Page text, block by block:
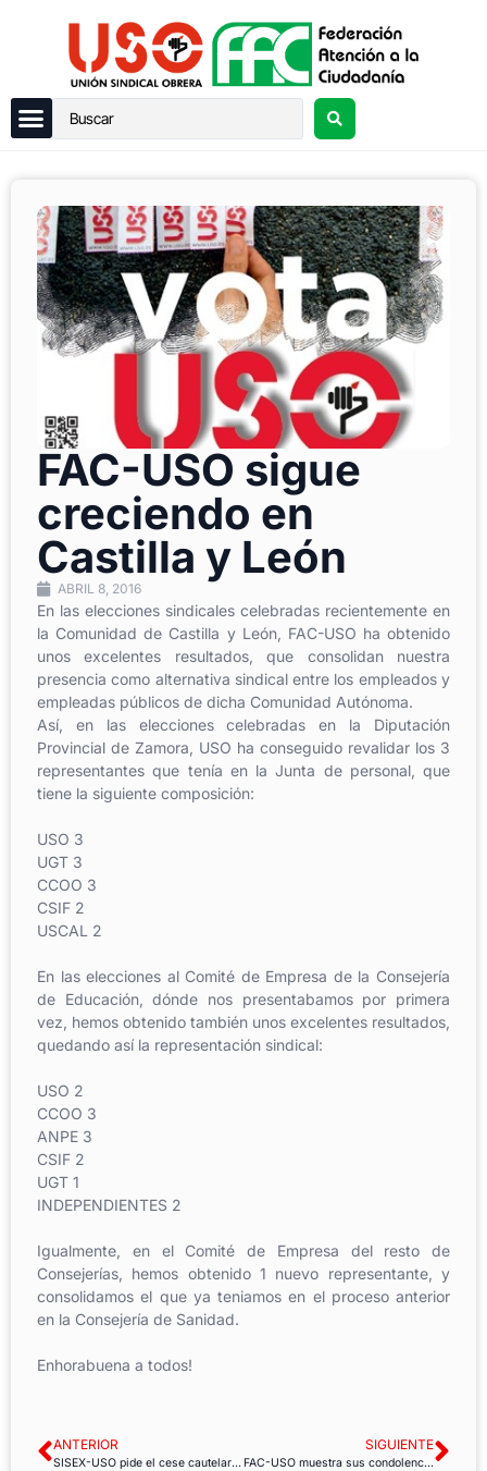
FAC-USO sigue
creciendo en
Castilla y León
ABRIL 8, 2016
En las elecciones sindicales celebradas recientemente en
la Comunidad de Castilla y León, FAC-USO ha obtenido
unos excelentes resultados, que consolidan nuestra
presencia como alternativa sindical entre los empleados y
empleadas públicos de dicha Comunidad Autónoma.
Así, en las elecciones celebradas en la Diputación
Provincial de Zamora, USO ha conseguido revalidar los 3
representantes que tenía en la Junta de personal, que
tiene la siguiente composición:
USO 3
UGT 3
CCOO 3
CSIF 2
USCAL 2
En las elecciones al Comité de Empresa de la Consejería
de Educación, dónde nos presentabamos por primera
vez, hemos obtenido también unos excelentes resultados,
quedando así la representación sindical:
USO 2
CCOO 3
ANPE 3
CSIF 2
UGT 1
INDEPENDIENTES 2
Igualmente, en el Comité de Empresa del resto de
Consejerías, hemos obtenido 1 nuevo representante, y
consolidamos el que ya teniamos en el proceso anterior
en la Consejería de Sanidad.
Enhorabuena a todos!
ANTERIOR
SISEX-USO pide el cese cautelar del Embajador de España en Bélgica
SIGUIENTE
FAC-USO muestra sus condolencias por el fallecimiento de un bombero en Oviedo